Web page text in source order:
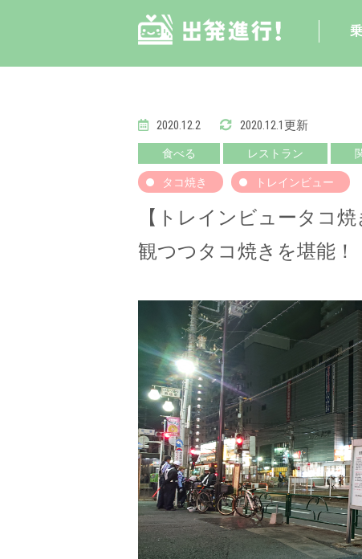
2020.12.2 2020.12.1更新
食べる レストラン
タコ焼き トレインビュー
【トレインビュータコ
観つつタコ焼きを堪能！